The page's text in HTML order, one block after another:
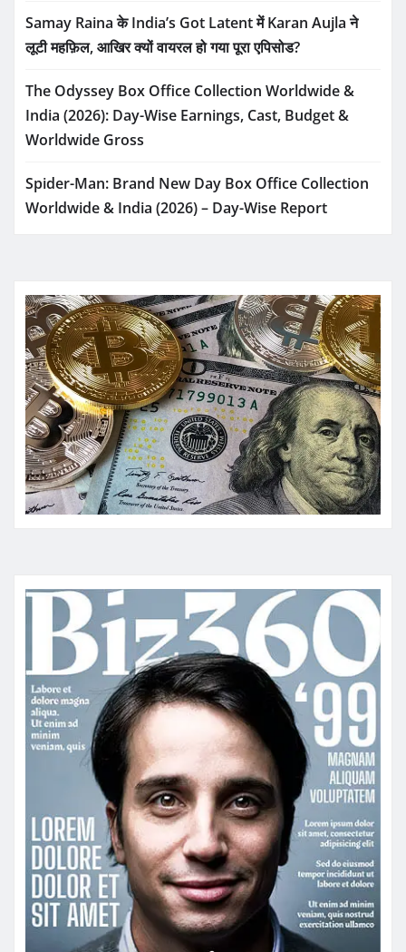
Samay Raina के India’s Got Latent में Karan Aujla ने
लूटी महफ़िल, आखिर क्यों वायरल हो गया पूरा एपिसोड?
The Odyssey Box Office Collection Worldwide &
India (2026): Day-Wise Earnings, Cast, Budget &
Worldwide Gross
Spider-Man: Brand New Day Box Office Collection
Worldwide & India (2026) – Day-Wise Report